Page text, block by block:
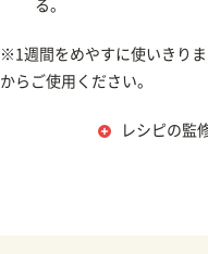
る。
※1週間をめやすに使いきり
からご使用ください。
レシピの監